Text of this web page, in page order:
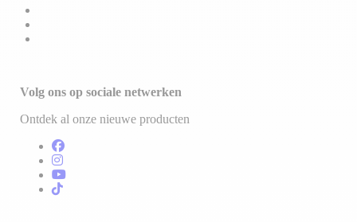
Volg ons op sociale netwerken
Ontdek al onze nieuwe producten